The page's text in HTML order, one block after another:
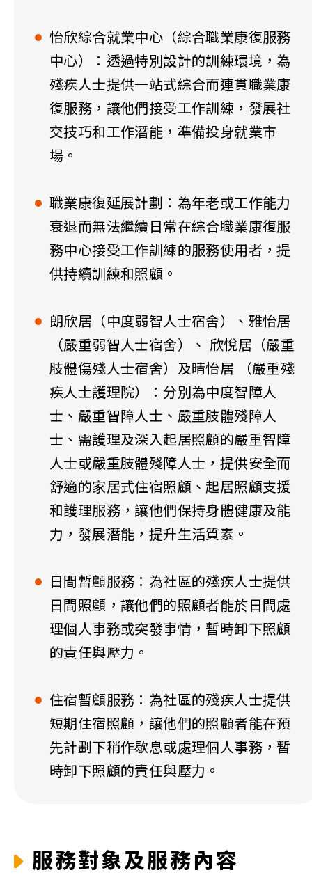
怡欣綜合就業中心（綜合職業康復服務
中心）：透過特別設計的訓練環境，為
殘疾人士提供一站式綜合而連貫職業康
復服務，讓他們接受工作訓練，發展社
交技巧和工作潛能，準備投身就業市
場。
職業康復延展計劃：為年老或工作能力
衰退而無法繼續日常在綜合職業康復服
務中心接受工作訓練的服務使用者，提
供持續訓練和照顧。
朗欣居（中度弱智人士宿舍）、雅怡居
（嚴重弱智人士宿舍）、 欣悅居（嚴重
肢體傷殘人士宿舍）及晴怡居 （嚴重殘
疾人士護理院）：分別為中度智障人
士、嚴重智障人士、嚴重肢體殘障人
士、需護理及深入起居照顧的嚴重智障
人士或嚴重肢體殘障人士，提供安全而
舒適的家居式住宿照顧、起居照顧支援
和護理服務，讓他們保持身體健康及能
力，發展潛能，提升生活質素。
日間暫顧服務：為社區的殘疾人士提供
日間照顧，讓他們的照顧者能於日間處
理個人事務或突發事情，暫時卸下照顧
的責任與壓力。
住宿暫顧服務：為社區的殘疾人士提供
短期住宿照顧，讓他們的照顧者能在預
先計劃下稍作歇息或處理個人事務，暫
時卸下照顧的責任與壓力。
服務對象及服務內容